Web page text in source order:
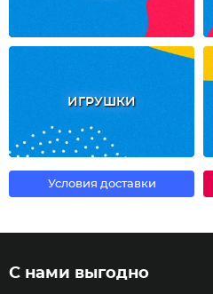
ИГРУШКИ
Условия доставки
С нами выгодно